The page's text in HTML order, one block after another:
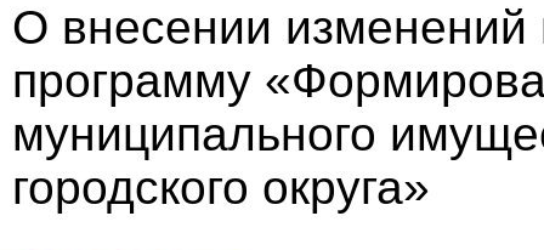
О внесении
программу
муниципального
городского округа»